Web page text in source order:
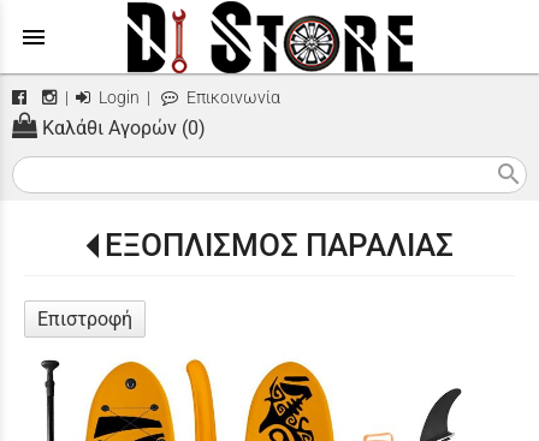
menu
| Login | Επικοινωνία
Καλάθι Αγορών (0)
search
ΕΞΟΠΛΙΣΜΟΣ ΠΑΡΑΛΙΑΣ
Επιστροφή